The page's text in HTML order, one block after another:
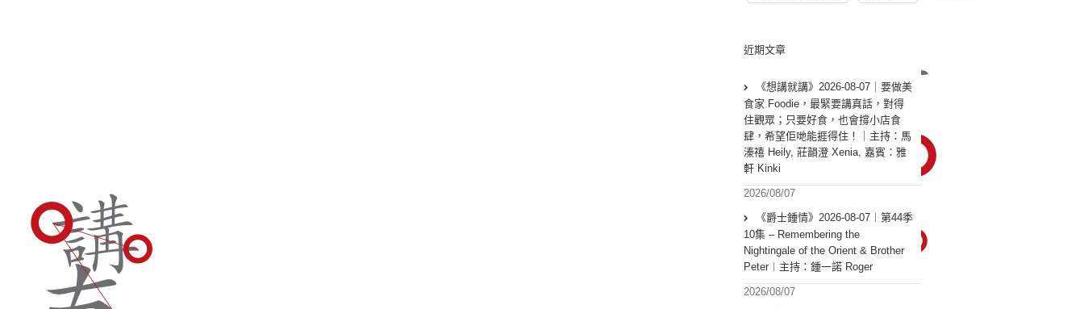
近期文章
《想講就講》2026-08-07｜要做美
食家 Foodie，最緊要講真話，對得
住觀眾；只要好食，也會撐小店食
肆，希望佢哋能捱得住！｜主持：馬
溱禧 Heily, 莊韻澄 Xenia, 嘉賓：雅
軒 Kinki
2026/08/07
《爵士鍾情》2026-08-07︱第44季
10集 – Remembering the
Nightingale of the Orient & Brother
Peter︱主持：鍾一諾 Roger
2026/08/07